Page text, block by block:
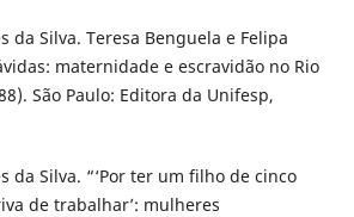
da Silva. Teresa Benguela e Felipa
maternidade e escravidão no Rio
São Paulo: Editora da Unifesp,
da Silva. “‘Por ter um filho de cinco
de trabalhar’: mulheres